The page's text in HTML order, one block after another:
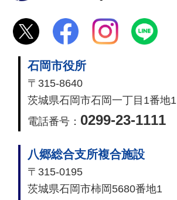
石岡市役所
〒315-8640
茨城県石岡市石岡一丁目1番地1
電話番号： 0299-23-1111
八郷総合支所複合施設
〒315-0195
茨城県石岡市柿岡5680番地1